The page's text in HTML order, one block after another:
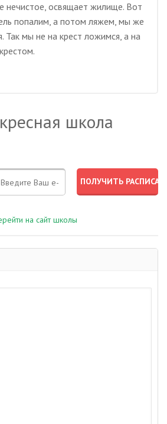
нечистое, освящает жилище. Вот
попалим, а потом ляжем, мы же
Так мы не на крест ложимся, а на
школа
на сайт школы